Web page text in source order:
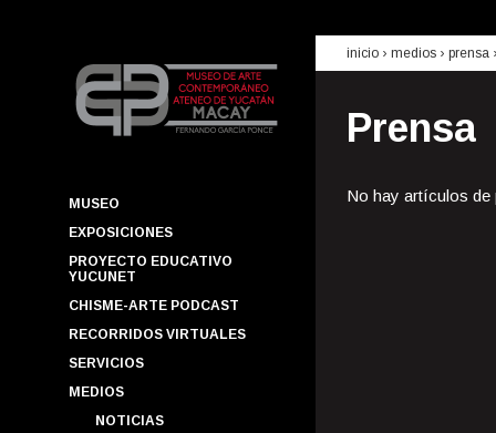
MUSEO
EXPOSICIONES
PROYECTO EDUCATIVO
YUCUNET
CHISME-ARTE PODCAST
RECORRIDOS VIRTUALES
SERVICIOS
MEDIOS
NOTICIAS
inicio › medios › prensa
Prensa
No hay artículos de